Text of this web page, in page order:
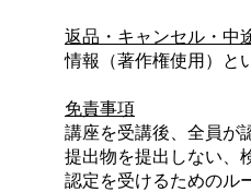
返品・キャンセル・中
情報（著作権使用）と
免責事項
講座を受講後、全員が
提出物を提出しない、
認定を受けるためのル